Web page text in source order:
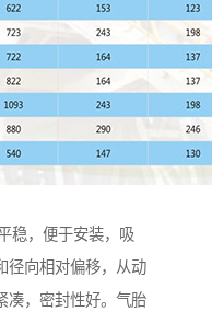
稳，便于安装，吸
径向相对偏移，从动
凑，密封性好。气胎